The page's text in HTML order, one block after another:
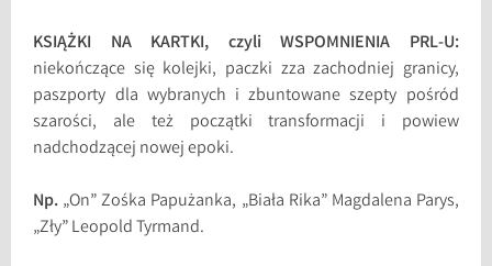
KSIĄŻKI NA KARTKI, czyli WSPOMNIENIA PRL-U:
niekończące się kolejki, paczki zza zachodniej granicy,
paszporty dla wybranych i zbuntowane szepty pośród
szarości, ale też początki transformacji i powiew
nadchodzącej nowej epoki.
Np. „On” Zośka Papużanka, „Biała Rika” Magdalena Parys,
„Zły” Leopold Tyrmand.